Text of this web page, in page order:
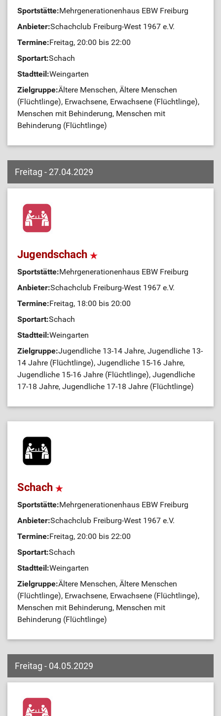
Sportstätte:Mehrgenerationenhaus EBW Freiburg
Anbieter:Schachclub Freiburg-West 1967 e.V.
Termine:Freitag, 20:00 bis 22:00
Sportart:Schach
Stadtteil:Weingarten
Zielgruppe:Ältere Menschen, Ältere Menschen
(Flüchtlinge), Erwachsene, Erwachsene (Flüchtlinge),
Menschen mit Behinderung, Menschen mit
Behinderung (Flüchtlinge)
Freitag - 27.04.2029
Jugendschach
Sportstätte:Mehrgenerationenhaus EBW Freiburg
Anbieter:Schachclub Freiburg-West 1967 e.V.
Termine:Freitag, 18:00 bis 20:00
Sportart:Schach
Stadtteil:Weingarten
Zielgruppe:Jugendliche 13-14 Jahre, Jugendliche 13-
14 Jahre (Flüchtlinge), Jugendliche 15-16 Jahre,
Jugendliche 15-16 Jahre (Flüchtlinge), Jugendliche
17-18 Jahre, Jugendliche 17-18 Jahre (Flüchtlinge)
Schach
Sportstätte:Mehrgenerationenhaus EBW Freiburg
Anbieter:Schachclub Freiburg-West 1967 e.V.
Termine:Freitag, 20:00 bis 22:00
Sportart:Schach
Stadtteil:Weingarten
Zielgruppe:Ältere Menschen, Ältere Menschen
(Flüchtlinge), Erwachsene, Erwachsene (Flüchtlinge),
Menschen mit Behinderung, Menschen mit
Behinderung (Flüchtlinge)
Freitag - 04.05.2029